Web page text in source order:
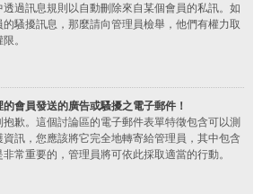
過訊息規則以自動刪除來自某個會員的私訊。如
騷擾訊息，那麼請向管理員檢舉，他們有權力取
。
會員發送的廣告或騷擾之電子郵件！
歉。這個討論區的電子郵件表單特徵包含可以測
訊，您應該將它完全地轉寄給管理員，其中包含
常重要的，管理員將可依此採取適當的行動。